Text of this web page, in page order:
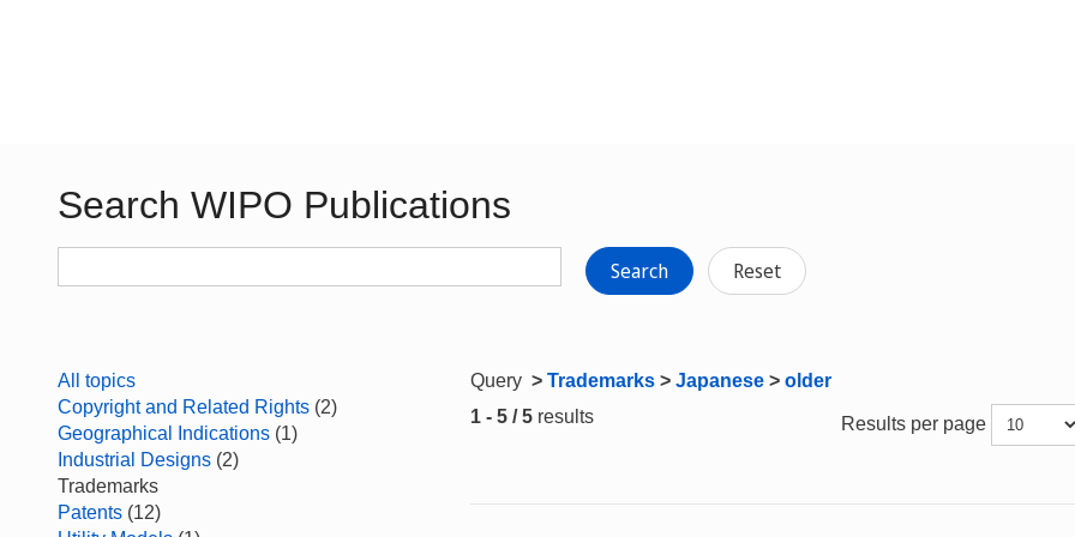
Search WIPO Publications
Search Reset
All topics
Copyright and Related Rights (2)
Geographical Indications (1)
Industrial Designs (2)
Trademarks
Patents (12)
Query > Trademarks > Japanese > older
1 - 5 / 5 results Results per page